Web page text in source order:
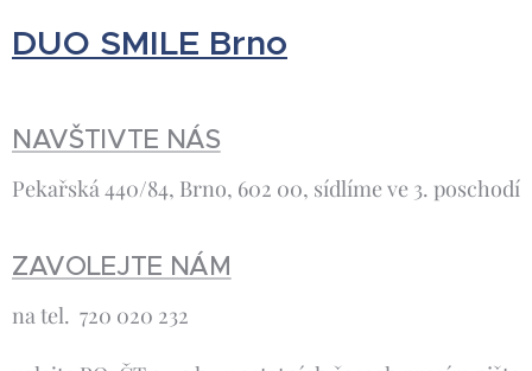
DUO SMILE Brno
NAVŠTIVTE NÁS
Pekařská 440/84, Brno, 602 00, sídlíme ve 3. poschodí
ZAVOLEJTE NÁM
na tel. 720 020 232